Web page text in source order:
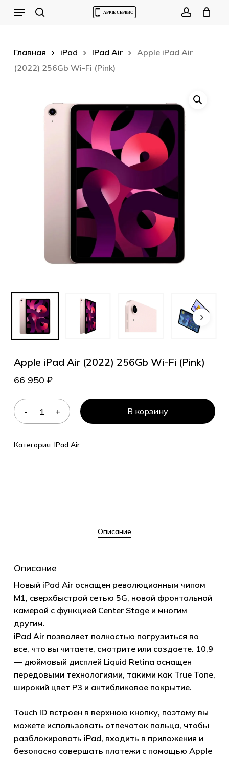
Menu
Главная iPad IPad Air
Apple iPad Air
(2022) 256Gb Wi-Fi (Pink)
Apple iPad Air (2022) 256Gb Wi-Fi (Pink)
66 950 ₽
В корзину
Категория: IPad Air
Описание
Описание
Новый iPad Air оснащен революционным чипом
M1, сверхбыстрой сетью 5G, новой фронтальной
камерой с функцией Center Stage и многим
другим.
iPad Air позволяет полностью погрузиться во
все, что вы читаете, смотрите или создаете. 10,9
— дюймовый дисплей Liquid Retina оснащен
передовыми технологиями, такими как True Tone,
широкий цвет P3 и антибликовое покрытие.
Touch ID встроен в верхнюю кнопку, поэтому вы
можете использовать отпечаток пальца, чтобы
разблокировать iPad, входить в приложения и
безопасно совершать платежи с помощью Apple